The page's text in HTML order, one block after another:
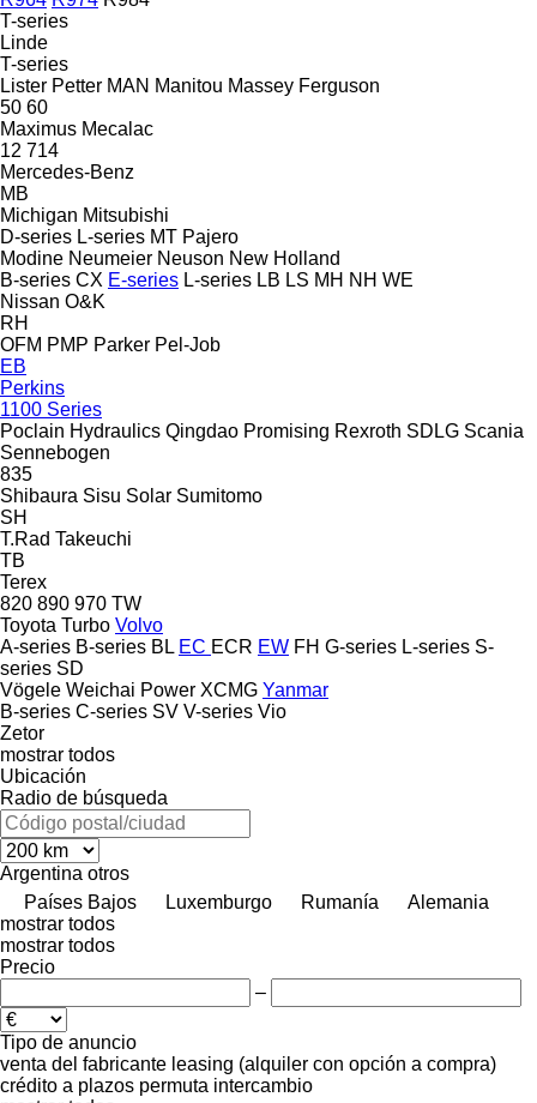
T-series
Linde
T-series
Lister Petter MAN Manitou Massey Ferguson
50 60
Maximus Mecalac
12 714
Mercedes-Benz
MB
Michigan Mitsubishi
D-series L-series MT Pajero
Modine Neumeier Neuson New Holland
B-series CX E-series L-series LB LS MH NH WE
Nissan O&K
RH
OFM PMP Parker Pel-Job
EB
Perkins
1100 Series
Poclain Hydraulics Qingdao Promising Rexroth SDLG Scania
Sennebogen
835
Shibaura Sisu Solar Sumitomo
SH
T.Rad Takeuchi
TB
Terex
820 890 970 TW
Toyota Turbo Volvo
A-series B-series BL EC ECR EW FH G-series L-series S-
series SD
Vögele Weichai Power XCMG Yanmar
B-series C-series SV V-series Vio
Zetor
mostrar todos
Ubicación
Radio de búsqueda
Argentina otros
Países Bajos
Luxemburgo Rumanía
Alemania
mostrar todos
mostrar todos
Precio
–
Tipo de anuncio
venta del fabricante leasing (alquiler con opción a compra)
crédito a plazos permuta intercambio